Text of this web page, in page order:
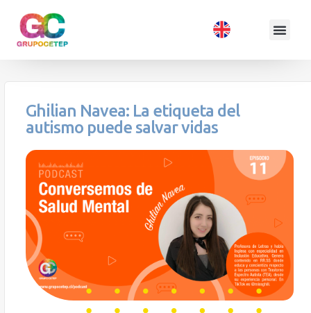
Ghilian Navea: La etiqueta del
autismo puede salvar vidas